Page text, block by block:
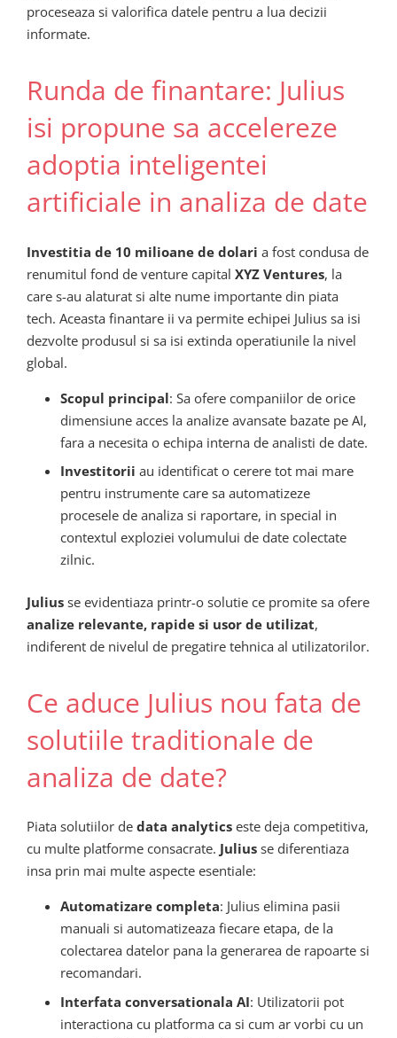
proceseaza si valorifica datele pentru a lua decizii
informate.
Runda de finantare: Julius
isi propune sa accelereze
adoptia inteligentei
artificiale in analiza de date
Investitia de 10 milioane de dolari a fost condusa de
renumitul fond de venture capital XYZ Ventures, la
care s-au alaturat si alte nume importante din piata
tech. Aceasta finantare ii va permite echipei Julius sa isi
dezvolte produsul si sa isi extinda operatiunile la nivel
global.
Scopul principal: Sa ofere companiilor de orice
dimensiune acces la analize avansate bazate pe AI,
fara a necesita o echipa interna de analisti de date.
Investitorii au identificat o cerere tot mai mare
pentru instrumente care sa automatizeze
procesele de analiza si raportare, in special in
contextul exploziei volumului de date colectate
zilnic.
Julius se evidentiaza printr-o solutie ce promite sa ofere
analize relevante, rapide si usor de utilizat,
indiferent de nivelul de pregatire tehnica al utilizatorilor.
Ce aduce Julius nou fata de
solutiile traditionale de
analiza de date?
Piata solutiilor de data analytics este deja competitiva,
cu multe platforme consacrate. Julius se diferentiaza
insa prin mai multe aspecte esentiale:
Automatizare completa: Julius elimina pasii
manuali si automatizeaza fiecare etapa, de la
colectarea datelor pana la generarea de rapoarte si
recomandari.
Interfata conversationala AI: Utilizatorii pot
interactiona cu platforma ca si cum ar vorbi cu un